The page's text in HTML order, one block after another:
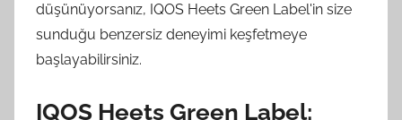
düşünüyorsanız, IQOS Heets Green Label'in size
sunduğu benzersiz deneyimi keşfetmeye
başlayabilirsiniz.
IQOS Heets Green Label: